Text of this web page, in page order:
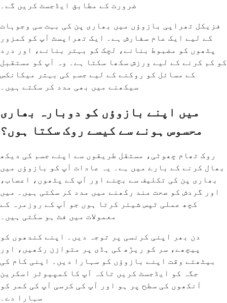
ضرورت کے مطابق ایڈجسٹ کریں گے۔
فزیکل تھراپی بازوؤں میں بھاری پن کی بہت سی وجوہات
کے لیے ایک عام سفارش ہے۔ ایک تھراپسٹ آپ کو کمزور
پٹھوں کو مضبوط بنانے، لچک کو بہتر بنانے، اور درد
کو کم کرنے کے لیے ورزش سکھا سکتا ہے۔ وہ آپ کو مستقبل
کے مسائل کو روکنے کے لیے جسم کی بہتر میکانکس
سیکھنے میں بھی مدد کر سکتے ہیں۔
میں اپنے بازوؤں کو دوبارہ بھاری
محسوس ہونے سے کیسے روک سکتا ہوں؟
روک تھام چھوٹی، مستقل طریقوں سے اپنے جسم کی دیکھ
بھال کرنے کے بارے میں ہے۔ یہ عادات آپ کو بازوؤں میں
بھاری پن کی تکلیف سے بچنے اور آپ کے پٹھوں، اعصاب،
اور گردش کو صحت مند رکھنے میں مدد کر سکتی ہیں۔ میں
کچھ عملی ٹپس شیئر کرتا ہوں جو آپ کے روزمرہ کے
معمولات میں فٹ ہو سکتی ہیں۔
دن بھر اپنی کرنسی پر توجہ دیں۔ اپنے کندھوں کو
پیچھے، سر کو ریڑھ کی ہڈی پر متوازن رکھیں، اور
بیٹھتے وقت اپنے بازوؤں کو سہارا دیں۔ اپنی کام کی
جگہ کو ایڈجسٹ کریں تاکہ آپ کا کمپیوٹر اسکرین
آنکھوں کی سطح پر ہو اور آپ کی کرسی آپ کی کمر کو
سہارا دے۔